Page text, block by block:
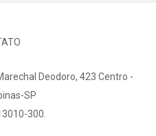
Deodoro, 423 Centro -
SP
300.